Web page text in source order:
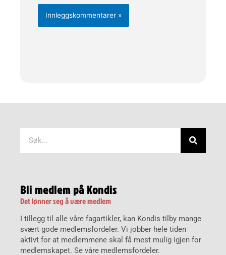
Søk
Bli medlem på Kondis
Det lønner seg å være medlem
I tillegg til alle våre fagartikler, kan Kondis tilby mange
svært gode medlemsfordeler. Vi jobber hele tiden
aktivt for at medlemmene skal få mest mulig igjen for
medlemskapet. Se våre medlemsfordeler.